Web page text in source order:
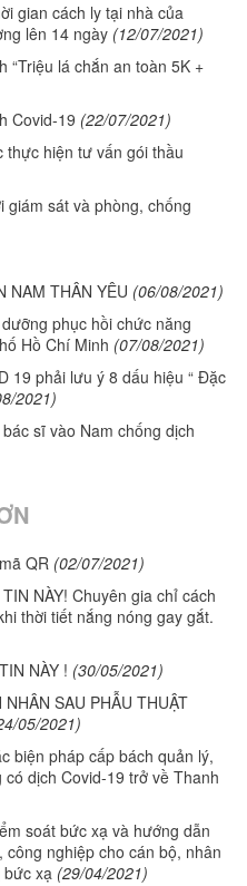
gian cách ly tại nhà của
lên 14 ngày (12/07/2021)
“Triệu lá chắn an toàn 5K +
Covid-19 (22/07/2021)
hiện tư vấn gói thầu
giám sát và phòng, chống
NAM THÂN YÊU (06/08/2021)
phục hồi chức năng
Hồ Chí Minh (07/08/2021)
19 phải lưu ý 8 dấu hiệu “ Đặc
2021)
sĩ vào Nam chống dịch
QR (02/07/2021)
NÀY! Chuyên gia chỉ cách
thời tiết nắng nóng gay gắt.
NÀY ! (30/05/2021)
SAU PHẪU THUẬT
05/2021)
biện pháp cấp bách quản lý,
dịch Covid-19 trở về Thanh
soát bức xạ và hướng dẫn
nghiệp cho cán bộ, nhân
bức xạ (29/04/2021)